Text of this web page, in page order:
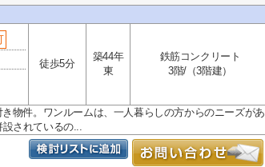
徒歩5分
築44年
東
鉄筋コンクリート
3階/（3階建）
物件。ワンルームは、一人暮らしの方からのニーズがあ
されているの...